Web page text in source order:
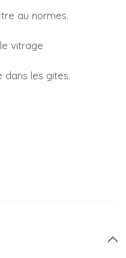
au normes.
vitrage
dans les gites.